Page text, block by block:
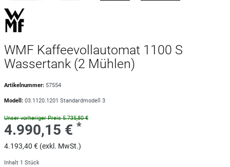
WMF Kaffeevollautomat 1100 S
Wassertank (2 Mühlen)
Artikelnummer: 57554
Modell: 03.1120.1201 Standardmodell 3
Unser vorheriger Preis 5.735,80 €
4.990,15 € *
4.193,40 € (exkl. MwSt.)
Inhalt 1 Stück